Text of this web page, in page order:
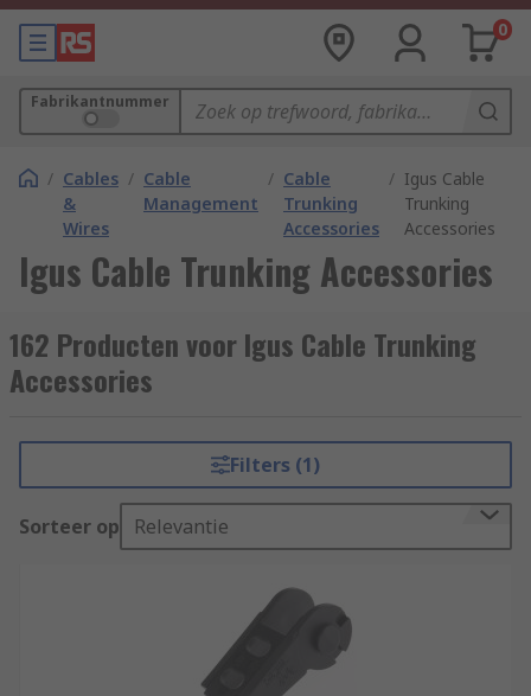
0
Fabrikantnummer
/ Cables
&
Wires
/ Cable
Management
/ Cable
Trunking
Accessories
/ Igus Cable
Trunking
Accessories
Igus Cable Trunking Accessories
162 Producten voor Igus Cable Trunking
Accessories
Filters (1)
Sorteer op Relevantie